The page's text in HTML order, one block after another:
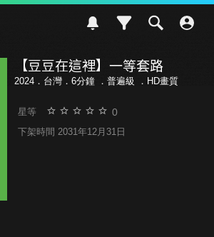
【豆豆在這裡】一等套路
2024．台灣．6分鐘 ． 普遍級 ．HD畫質
星等 0
下架時間 2031年12月31日